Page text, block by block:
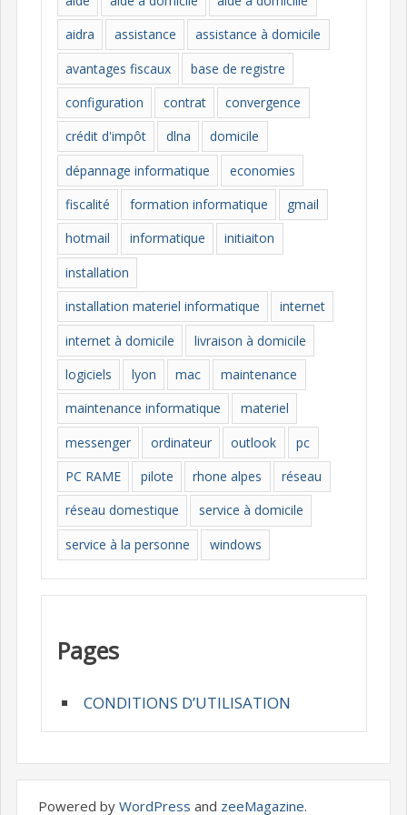
e
s
aidra
assistance
assistance à domicile
avantages fiscaux
base de registre
configuration
contrat
convergence
crédit d'impôt
dlna
domicile
dépannage informatique
economies
fiscalité
formation informatique
gmail
hotmail
informatique
initiaiton
installation
installation materiel informatique
internet
internet à domicile
livraison à domicile
logiciels
lyon mac
maintenance
maintenance informatique
materiel
messenger
ordinateur outlook
pc
PC RAME
pilote rhone alpes
réseau
réseau domestique
service à domicile
service à la personne
windows
Pages
CONDITIONS D’UTILISATION
Powered by WordPress and zeeMagazine.